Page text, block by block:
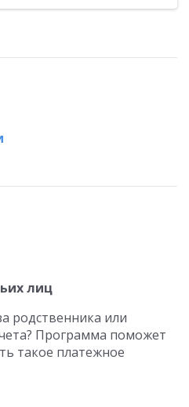
лиц
родственника или
Программа поможет
такое платежное